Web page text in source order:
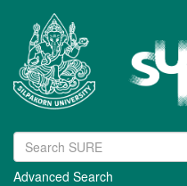
Advanced Search